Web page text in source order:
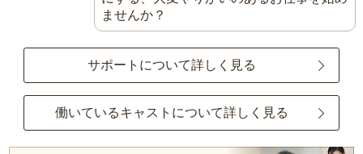
ませんか？
サポートについて詳しく見る
働いているキャストについて詳しく見る